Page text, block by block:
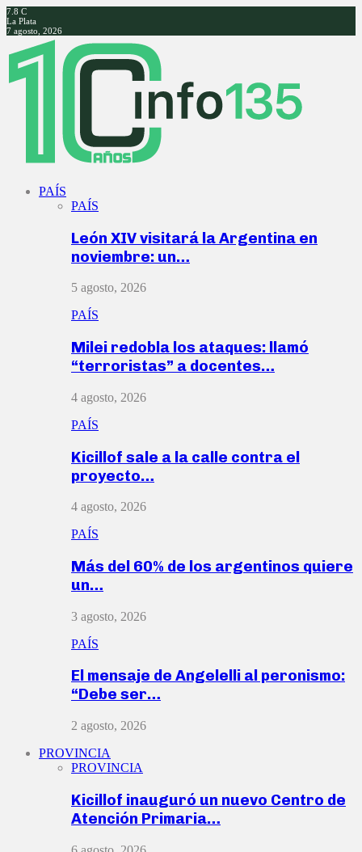
7.8 C
La Plata
7 agosto, 2026
Facebook
Twitter
Instagram
Youtube
PAÍS
PAÍS
León XIV visitará la Argentina en
noviembre: un…
5 agosto, 2026
PAÍS
Milei redobla los ataques: llamó
“terroristas” a docentes…
4 agosto, 2026
PAÍS
Kicillof sale a la calle contra el
proyecto…
4 agosto, 2026
PAÍS
Más del 60% de los argentinos quiere
un…
3 agosto, 2026
PAÍS
El mensaje de Angelelli al peronismo:
“Debe ser…
2 agosto, 2026
PROVINCIA
PROVINCIA
Kicillof inauguró un nuevo Centro de
Atención Primaria…